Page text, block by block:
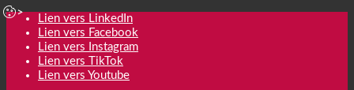
Lien vers LinkedIn
Lien vers Facebook
Lien vers Instagram
Lien vers TikTok
Lien vers Youtube